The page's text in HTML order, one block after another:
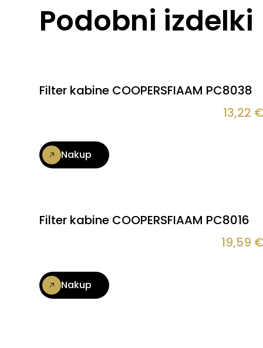
Podobni izdelki
Filter kabine COOPERSFIAAM PC8038
13,22
Nakup
Filter kabine COOPERSFIAAM PC8016
19,59
Nakup